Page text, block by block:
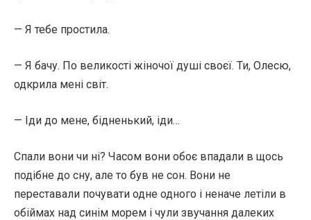
— Я тебе простила.
— Я бачу. По великості жіночої душі своєї. Ти, Олесю,
одкрила мені світ.
— Іди до мене, бідненький, іди…
Спали вони чи ні? Часом вони обоє впадали в щось
подібне до сну, але то був не сон. Вони не
переставали почувати одне одного і неначе летіли в
обіймах над синім морем і чули звучання далеких